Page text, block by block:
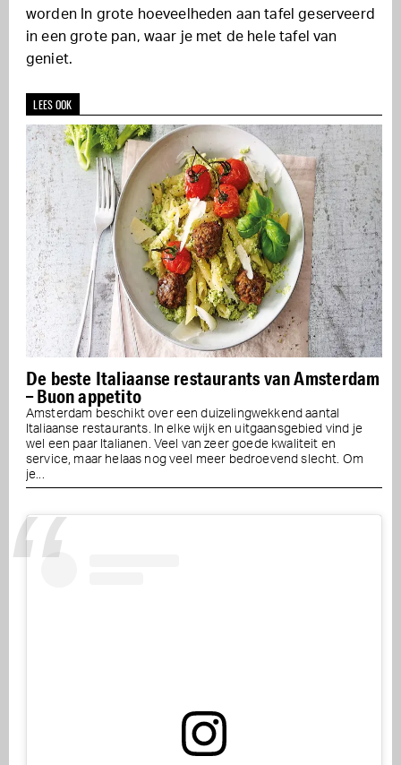
worden In grote hoeveelheden aan tafel geserveerd
in een grote pan, waar je met de hele tafel van
geniet.
LEES OOK
De beste Italiaanse restaurants van Amsterdam
– Buon appetito
Amsterdam beschikt over een duizelingwekkend aantal
Italiaanse restaurants. In elke wijk en uitgaansgebied vind je
wel een paar Italianen. Veel van zeer goede kwaliteit en
service, maar helaas nog veel meer bedroevend slecht. Om
je...